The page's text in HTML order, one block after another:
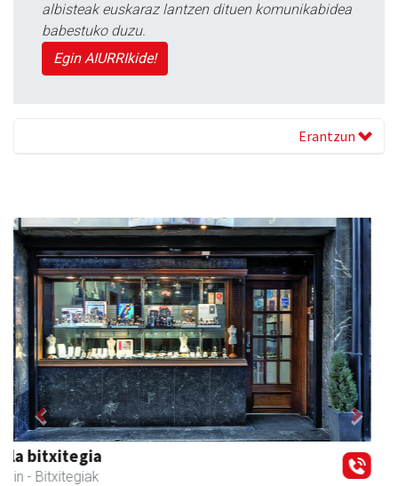
albisteak euskaraz lantzen dituen komunikabidea
babestuko duzu.
Egin AIURRIkide!
Erantzun
Istuitza Garden
Andoain - Lorezaintza
Previous Next